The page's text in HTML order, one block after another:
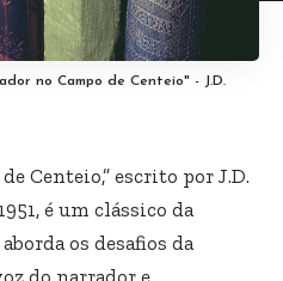
no Campo de Centeio" - J.D.
Centeio,” escrito por J.D.
é um clássico da
os desafios da
do narrador e